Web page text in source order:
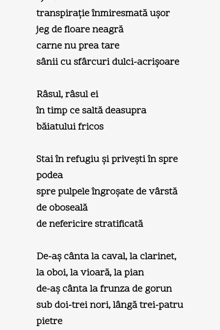
transpiraţie înmiresmată uşor
jeg de floare neagră
carne nu prea tare
sânii cu sfârcuri dulci-acrişoare
Râsul, râsul ei
în timp ce saltă deasupra
băiatului fricos
Stai în refugiu şi priveşti în spre
podea
spre pulpele îngroşate de vârstă
de oboseală
de nefericire stratificată
De-aş cânta la caval, la clarinet,
la oboi, la vioară, la pian
de-aş cânta la frunza de gorun
sub doi-trei nori, lângă trei-patru
pietre